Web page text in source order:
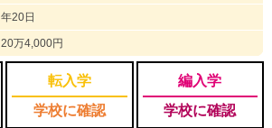
年20日
20万4,000円
転入学
学校に確認
編入学
学校に確認